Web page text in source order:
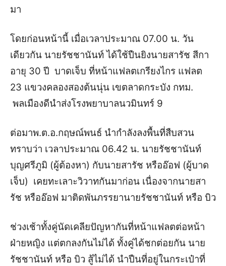
มา
โดยก่อนหน้านี้ เมื่อเวลาประมาณ 07.00 น. วัน
เดียวกัน นายรัชชานันท์ ได้ใช้ปืนยิงนายสารัช สีกา
อายุ 30 ปี บาดเจ็บ ที่หน้าแฟลตเกรียงไกร แฟลต
23 แขวงคลองสองต้นนุ่น เขตลาดกระบัง กทม.
พลเมืองดีนำส่งโรงพยาบาลนวมินทร์ 9
ต่อมาพ.ต.อ.กฤษณ์พนธ์ นำกำลังลงพื้นที่สืบสวน
ทราบว่า เวลาประมาณ 06.42 น. นายรัชชานันท์
บุญศรีภูมิ (ผู้ต้องหา) กับนายสารัช หรืออ๊อฟ (ผู้บาด
เจ็บ) เคยทะเลาะวิวาทกันมาก่อน เนื่องจากนายสา
รัช หรืออ๊อฟ มาติดพันภรรยานายรัชชานันท์ หรือ บิว
ช่วงเช้าทั้งคู่นัดเคลียปัญหากันที่หน้าแฟลตต่อหน้า
ฝ่ายหญิง แต่ตกลงกันไม่ได้ ทั้งคู่ได้ชกต่อยกัน นาย
รัชชานันท์ หรือ บิว สู้ไม่ได้ นำปืนที่อยู่ในกระเป๋าที่